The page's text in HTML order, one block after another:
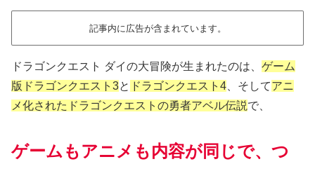
記事内に広告が含まれています。
ドラゴンクエスト ダイの大冒険が生まれたのは、 ゲーム
版ドラゴンクエスト3と ドラゴンクエスト4 、そしてアニ
メ化されたドラゴンクエストの勇者アベル伝説で、
ゲームもアニメも内容が同じで、つ